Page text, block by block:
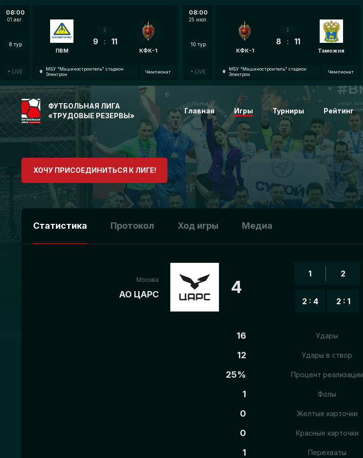
08:00
01 авг.
8 тур
LIVE
ПВМ
2
9 : 11
КФК-1
МБУ "Машиностроитель" стадион
Электрон
Чемпионат
08:00
25 июл.
10 тур
LIVE
КФК-1
2
8 : 11
Таможня
МБУ "Машиностроитель" стадион
Электрон
Чемпионат
ФУТБОЛЬНАЯ ЛИГА
«ТРУДОВЫЕ РЕЗЕРВЫ»
Главная Игры Турниры Рейтинг
ХОЧУ ПРИСОЕДИНИТЬСЯ К ЛИГЕ!
Статистика Протокол Ход игры Медиа
Москва
АО ЦАРС 4
1
2 : 4
2
2 : 1
16 Удары
12
Удары в створ
25%
Процент реализации
1
Фолы
0
Желтые карточки
0
Красные карточки
1
Перехваты